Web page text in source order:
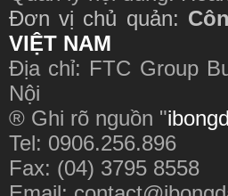
Đơn vị chủ quản:
VIỆT NAM
Địa chỉ: FTC Group
Nội
® Ghi rõ nguồn "
Tel: 0906.256.896
Fax: (04) 3795 8558